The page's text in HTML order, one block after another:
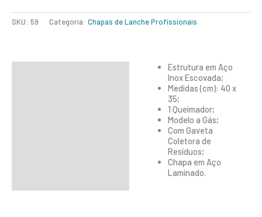
SKU: 59 Categoria: Chapas de Lanche Profissionais
Estrutura em Aço
Inox Escovada;
Medidas (cm): 40 x
35;
1 Queimador;
Modelo a Gás;
Com Gaveta
Coletora de
Resíduos;
Chapa em Aço
Laminado.